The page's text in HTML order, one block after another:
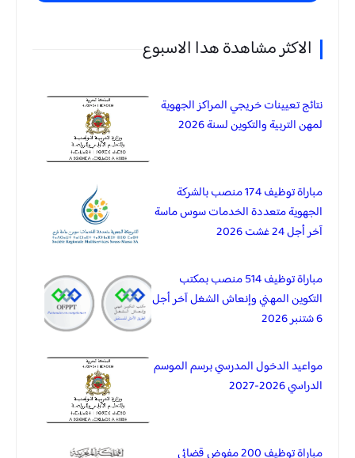
الاكثر مشاهدة هدا الاسبوع
نتائج تعيينات خريجي المراكز الجهوية
لمهن التربية والتكوين لسنة 2026
مباراة توظيف 174 منصب بالشركة
الجهوية متعددة الخدمات سوس ماسة
آخر أجل 24 غشت 2026
مباراة توظيف 514 منصب بمكتب
التكوين المهني وإنعاش الشغل آخر أجل
6 شتنبر 2026
مواعيد الدخول المدرسي برسم الموسم
الدراسي 2026-2027
مباراة توظيف 200 مفوض قضائي